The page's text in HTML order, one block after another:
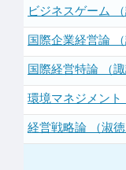
ビジネスゲーム
国際企業経営論
国際経営特論 （
環境マネジメント
経営戦略論 （淑徳